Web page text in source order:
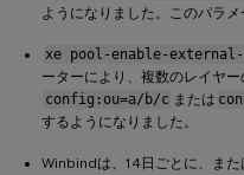
ようになりました。このパラメ
xe pool-enable-external-
ーターにより、複数のレイヤ
config:ou=a/b/c または
するようになりました。
Winbindは、14日ごとに、また